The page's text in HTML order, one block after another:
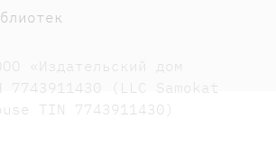
«Издательский дом
7743911430 (LLC Samokat
TIN 7743911430)